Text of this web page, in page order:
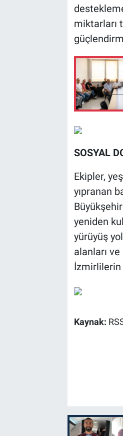
miktarları
SOSYAL
Ekipler,
yıpranan
yeniden
yürüyüş
alanları
İzmirlilerin
Kaynak: